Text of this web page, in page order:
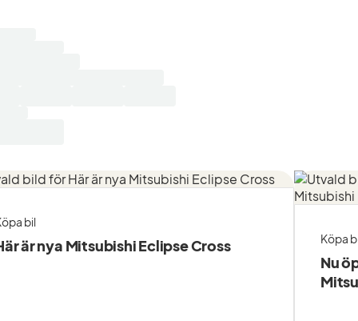
bil
är nya Mitsubishi Eclipse Cross Köpa
Nu